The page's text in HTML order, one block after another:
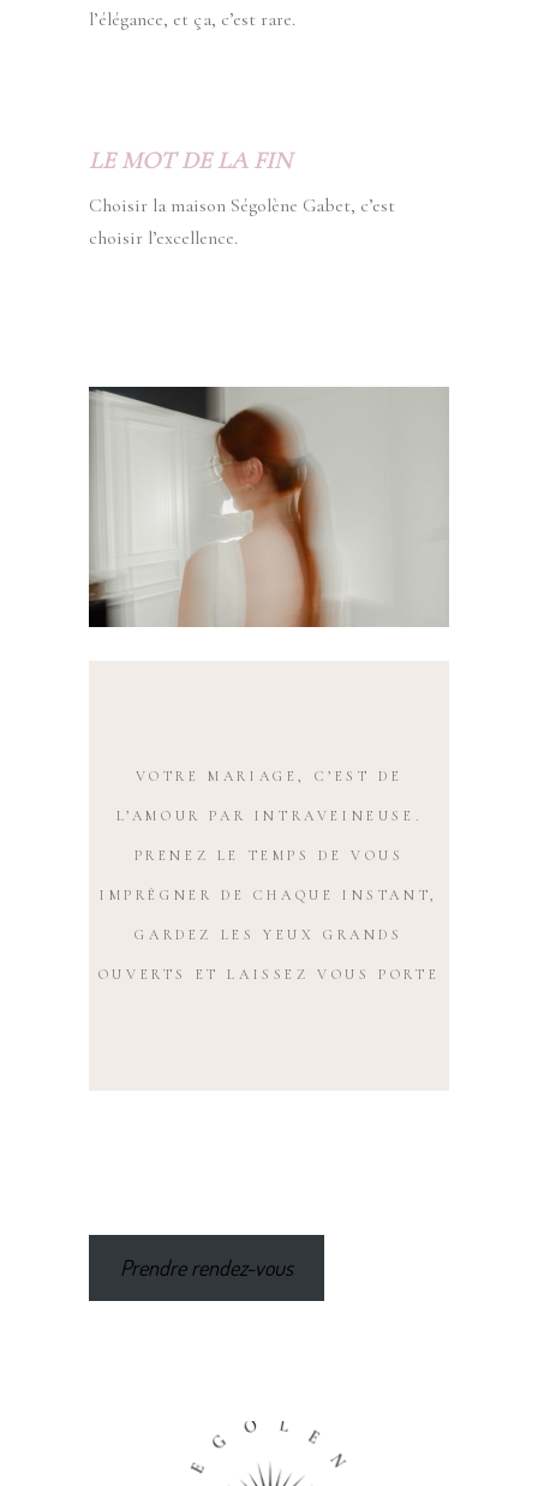
l’élégance, et ça, c’est rare.
LE MOT DE LA FIN
Choisir la maison Ségolène Gabet, c’est
choisir l’excellence.
VOTRE MARIAGE, C’EST DE
L’AMOUR PAR INTRAVEINEUSE.
PRENEZ LE TEMPS DE VOUS
IMPRÉGNER DE CHAQUE INSTANT,
GARDEZ LES YEUX GRANDS
OUVERTS ET LAISSEZ VOUS PORTE
Prendre rendez-vous